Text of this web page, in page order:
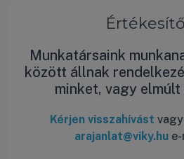
Munkatársaink
között állnak
minket, vagy elmúlt
Kérjen visszahívást
arajanlat@viky.hu